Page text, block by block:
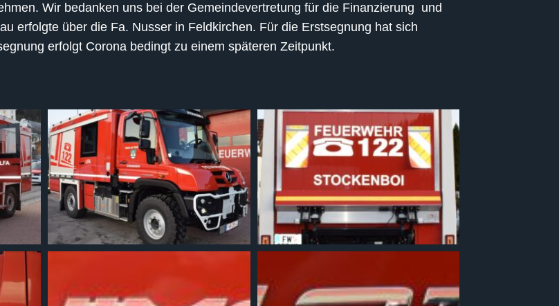
Wir bedanken uns bei der Gemeindevertretung für die Finanzierung und
erfolgte über die Fa. Nusser in Feldkirchen. Für die Erstsegnung hat sich
erfolgt Corona bedingt zu einem späteren Zeitpunkt.